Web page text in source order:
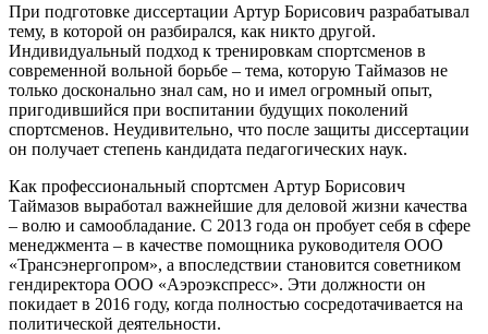
При подготовке диссертации Артур Борисович разрабатывал
тему, в которой он разбирался, как никто другой.
Индивидуальный подход к тренировкам спортсменов в
современной вольной борьбе – тема, которую Таймазов не
только досконально знал сам, но и имел огромный опыт,
пригодившийся при воспитании будущих поколений
спортсменов. Неудивительно, что после защиты диссертации
он получает степень кандидата педагогических наук.
Как профессиональный спортсмен Артур Борисович
Таймазов выработал важнейшие для деловой жизни качества
– волю и самообладание. С 2013 года он пробует себя в сфере
менеджмента – в качестве помощника руководителя ООО
«Трансэнергопром», а впоследствии становится советником
гендиректора ООО «Аэроэкспресс». Эти должности он
покидает в 2016 году, когда полностью сосредотачивается на
политической деятельности.